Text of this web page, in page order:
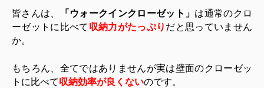
皆さんは、 「ウォークインクローゼット」 は通常のクロ
ーゼットに比べて 収納力がたっぷり だと思っていません
か。
もちろん、全てではありませんが実は壁面のクローゼッ
トに比べて収納効率が良くないのです。